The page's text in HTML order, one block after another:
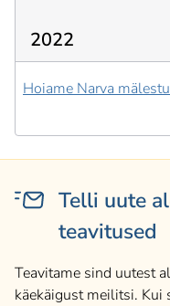
2022
Hoiame Narva
Telli uute
teavitused
Teavitame sind uutest
käekäigust meilitsi. Kui